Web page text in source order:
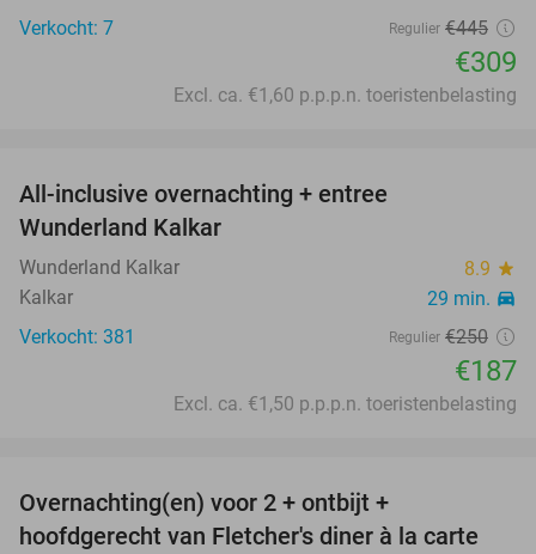
Verkocht: 7 Regulier €445
€309
Excl. ca. €1,60 p.p.p.n. toeristenbelasting
All-inclusive overnachting + entree
Wunderland Kalkar
Wunderland Kalkar 8.9 star
Kalkar 29 min. directions_car
Verkocht: 381 Regulier €250
€187
Excl. ca. €1,50 p.p.p.n. toeristenbelasting
Overnachting(en) voor 2 + ontbijt +
hoofdgerecht van Fletcher's diner à la carte